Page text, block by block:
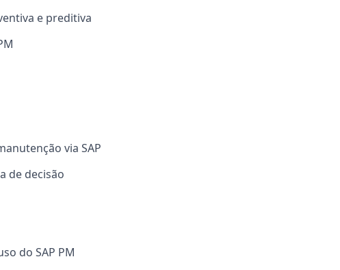
e preditiva
via SAP
de decisão
do SAP PM